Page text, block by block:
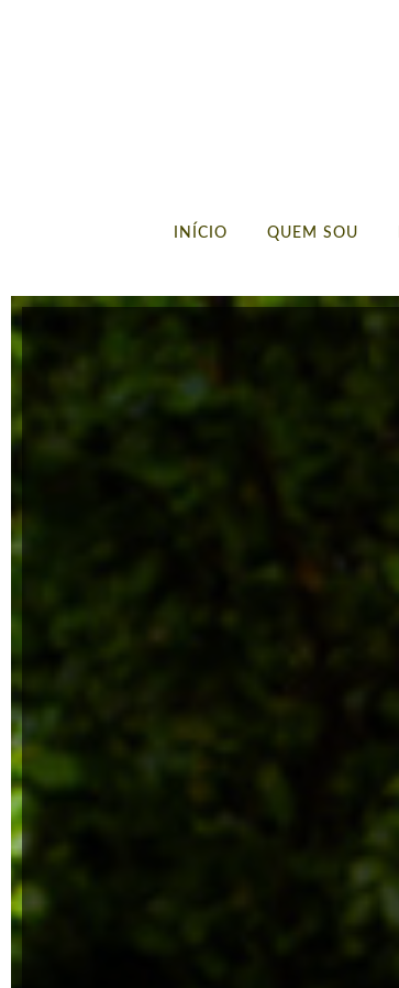
INÍCIO QUEM SOU